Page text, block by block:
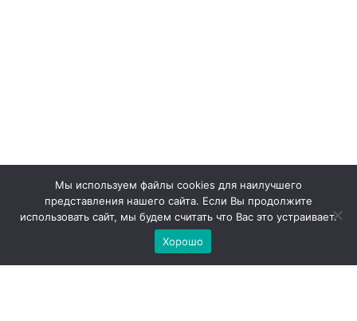
Мы используем файлы cookies для наилучшего
представления нашего сайта. Если Вы продолжите
использовать сайт, мы будем считать что Вас это устраивает.
Хорошо